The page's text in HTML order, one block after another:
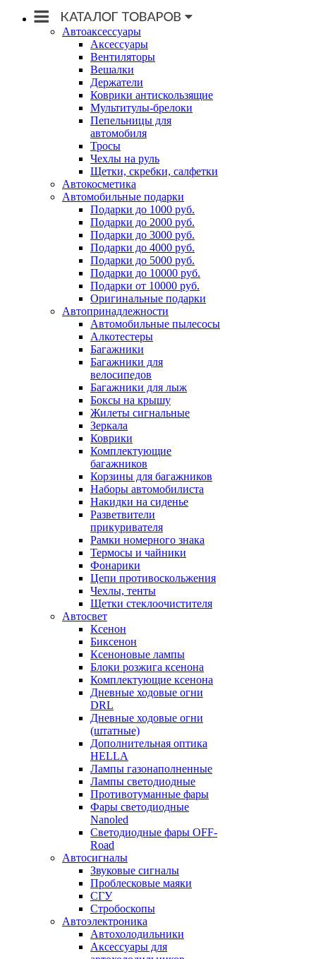
Автоаксессуары
Аксессуары
Вентиляторы
Вешалки
Держатели
Коврики антискользящие
Мультитулы-брелоки
Пепельницы для
автомобиля
Тросы
Чехлы на руль
Щетки, скребки, салфетки
Автокосметика
Автомобильные подарки
Подарки до 1000 руб.
Подарки до 2000 руб.
Подарки до 3000 руб.
Подарки до 4000 руб.
Подарки до 5000 руб.
Подарки до 10000 руб.
Подарки от 10000 руб.
Оригинальные подарки
Автопринадлежности
Автомобильные пылесосы
Алкотестеры
Багажники
Багажники для
велосипедов
Багажники для лыж
Боксы на крышу
Жилеты сигнальные
Зеркала
Коврики
Комплектующие
багажников
Корзины для багажников
Наборы автомобилиста
Накидки на сиденье
Разветвители
прикуривателя
Рамки номерного знака
Термосы и чайники
Фонарики
Цепи противоскольжения
Чехлы, тенты
Щетки стеклоочистителя
Автосвет
Ксенон
Биксенон
Ксеноновые лампы
Блоки розжига ксенона
Комплектующие ксенона
Дневные ходовые огни
DRL
Дневные ходовые огни
(штатные)
Дополнительная оптика
HELLA
Лампы газонаполненные
Лампы светодиодные
Противотуманные фары
Фары светодиодные
Nanoled
Светодиодные фары OFF-
Road
Автосигналы
Звуковые сигналы
Проблесковые маяки
СГУ
Стробоскопы
Автоэлектроника
Автохолодильники
Аксессуары для